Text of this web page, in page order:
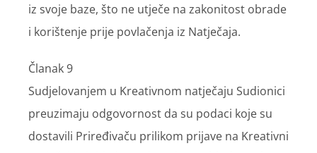
iz svoje baze, što ne utječe na zakonitost obrade
i korištenje prije povlačenja iz Natječaja.
Članak 9
Sudjelovanjem u Kreativnom natječaju Sudionici
preuzimaju odgovornost da su podaci koje su
dostavili Priređivaču prilikom prijave na Kreativni